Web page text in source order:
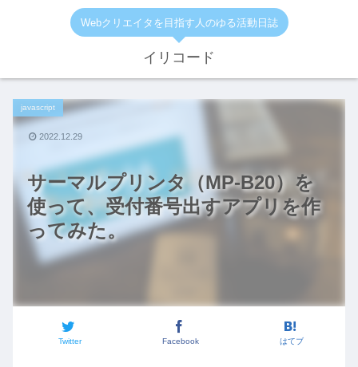
Webクリエイタを目指す人のゆる活動日誌
イリコード
サーマルプリンタ（MP-B20）を
使って、受付番号出すアプリを作
ってみた。
javascript
Twitter Facebook はてブ
2022.12.29